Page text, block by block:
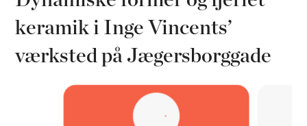
keramik i Inge Vincents’
værksted på Jægersborggade